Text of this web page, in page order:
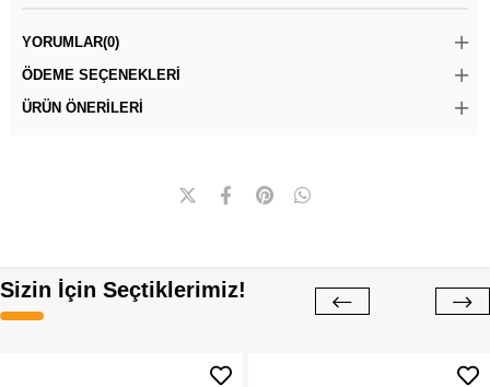
YORUMLAR(0)
ÖDEME SEÇENEKLERI
ÜRÜN ÖNERILERI
Sizin İçin Seçtiklerimiz!